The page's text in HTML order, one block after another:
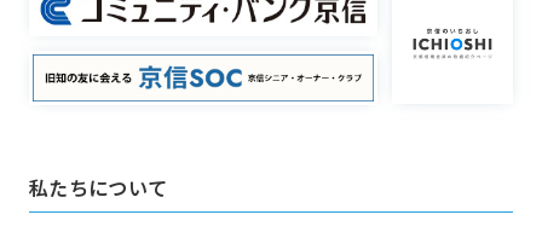
アグリベンチャー
JOC LAB
JOC ビジネススクール
KYO＋
私たちについて